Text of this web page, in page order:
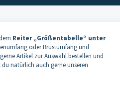
Reiter „Größentabelle“ unter
oder Brustumfang und
Artikel zur Auswahl bestellen und
natürlich auch gerne unseren